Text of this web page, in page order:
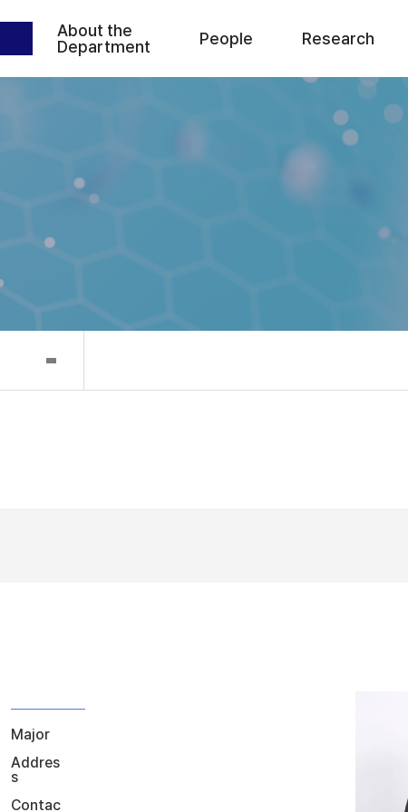
About the
Department
People Research
Major
Addres
s
Contac